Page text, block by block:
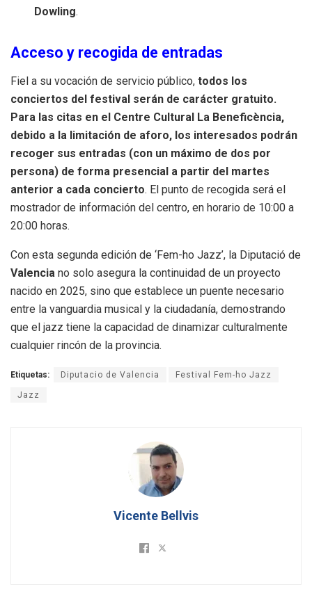
Dowling.
Acceso y recogida de entradas
Fiel a su vocación de servicio público, todos los
conciertos del festival serán de carácter gratuito.
Para las citas en el Centre Cultural La Beneficència,
debido a la limitación de aforo, los interesados podrán
recoger sus entradas (con un máximo de dos por
persona) de forma presencial a partir del martes
anterior a cada concierto. El punto de recogida será el
mostrador de información del centro, en horario de 10:00 a
20:00 horas.
Con esta segunda edición de ‘Fem-ho Jazz’, la Diputació de
Valencia no solo asegura la continuidad de un proyecto
nacido en 2025, sino que establece un puente necesario
entre la vanguardia musical y la ciudadanía, demostrando
que el jazz tiene la capacidad de dinamizar culturalmente
cualquier rincón de la provincia.
Etiquetas: Diputacio de Valencia Festival Fem-ho Jazz
Jazz
Vicente Bellvis